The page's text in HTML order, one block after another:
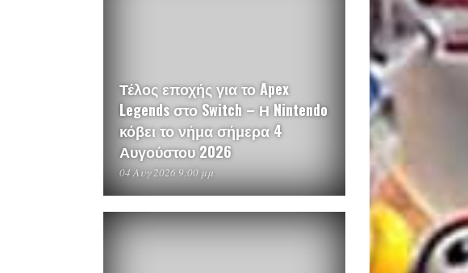
Τέλος εποχής για το Apex
Legends στο Switch – Η Nintendo
κόβει το νήμα σήμερα 4
Αυγούστου 2026
04 Αυγ 2026 9:00 μμ